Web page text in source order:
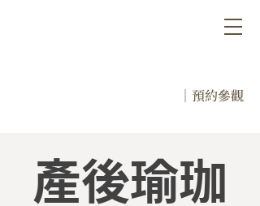
｜預約參觀
產後瑜珈